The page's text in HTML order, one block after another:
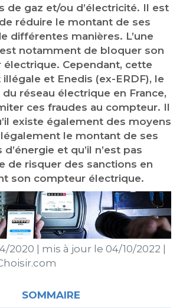
de gaz et/ou d’électricité. Il est
réduire le montant de ses
différentes manières. L’une
notamment de bloquer son
Cependant, cette
et Enedis (ex-ERDF), le
réseau électrique en France,
ces fraudes au compteur. Il
existe également des moyens
le montant de ses
et qu’il n’est pas
de risquer des sanctions en
son compteur électrique.
2020 mis à jour le 04/10/2022
SOMMAIRE